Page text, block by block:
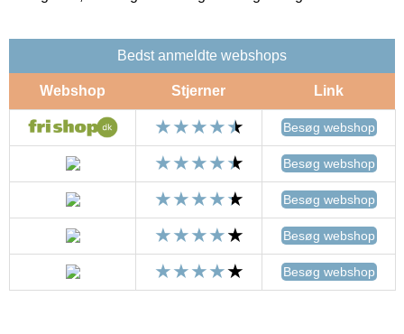
Bedst anmeldte webshops
Webshop Stjerner Link
Besøg webshop
Besøg webshop
Besøg webshop
Besøg webshop
Besøg webshop